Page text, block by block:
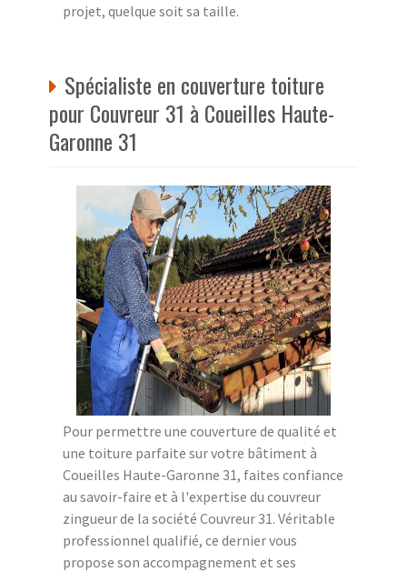
projet, quelque soit sa taille.
Spécialiste en couverture toiture
pour Couvreur 31 à Coueilles Haute-
Garonne 31
Pour permettre une couverture de qualité et
une toiture parfaite sur votre bâtiment à
Coueilles Haute-Garonne 31, faites confiance
au savoir-faire et à l'expertise du couvreur
zingueur de la société Couvreur 31. Véritable
professionnel qualifié, ce dernier vous
propose son accompagnement et ses